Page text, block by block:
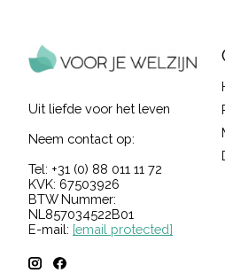
Uit liefde voor het leven
Neem contact op:
Tel: +31 (0) 88 011 11 72
KVK: 67503926
BTW Nummer:
NL857034522B01
E-mail: [email protected]